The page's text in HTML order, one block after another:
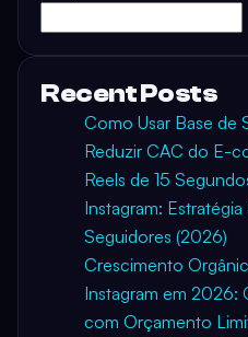
Recent Posts
Como Usar Base de
Reduzir CAC do E-
Reels de 15
Instagram:
Seguidores (2026)
Crescimento
Instagram em 2026:
com Orçamento